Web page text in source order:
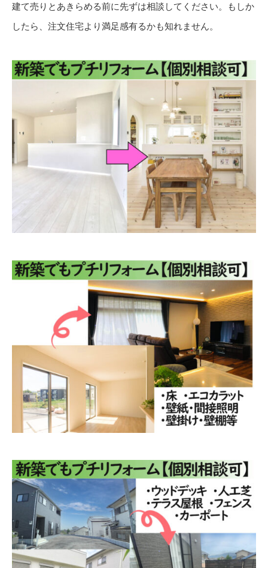
建て売りとあきらめる前に先ずは相談してください。もしか
したら、注文住宅より満足感有るかも知れません。